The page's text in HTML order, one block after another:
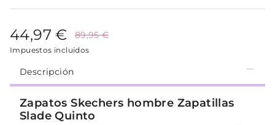
44,97 € 89,95 €
Impuestos incluidos
Descripción
Zapatos Skechers hombre Zapatillas
Slade Quinto